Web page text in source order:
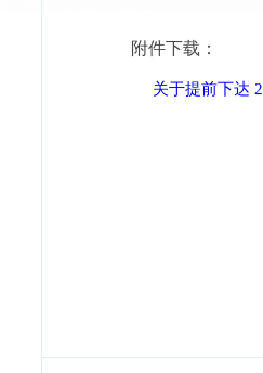
附件下载：
关于提前下达